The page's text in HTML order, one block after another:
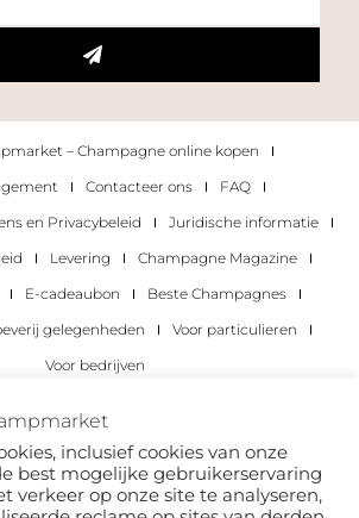
– Champagne online kopen
Contacteer ons
FAQ
en Privacybeleid
Juridische informatie
Levering
Champagne Magazine
E-cadeaubon
Beste Champagnes
gelegenheden
Voor particulieren
Voor bedrijven
© alle rechten voorbehouden.
inclusief cookies van onze
best mogelijke gebruikerservaring
verkeer op onze site te analyseren,